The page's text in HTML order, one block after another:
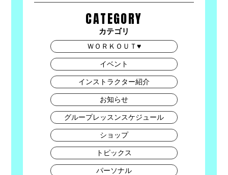
CATEGORY
カテゴリ
ＷＯＲＫＯＵＴ♥
イベント
インストラクター紹介
お知らせ
グループレッスンスケジュール
ショップ
トピックス
パーソナル